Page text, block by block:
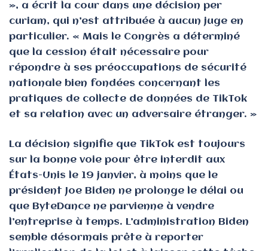
», a écrit la cour dans une décision per
curiam, qui n’est attribuée à aucun juge en
particulier. « Mais le Congrès a déterminé
que la cession était nécessaire pour
répondre à ses préoccupations de sécurité
nationale bien fondées concernant les
pratiques de collecte de données de TikTok
et sa relation avec un adversaire étranger. »
La décision signifie que TikTok est toujours
sur la bonne voie pour être interdit aux
États-Unis le 19 janvier, à moins que le
président Joe Biden ne prolonge le délai ou
que ByteDance ne parvienne à vendre
l’entreprise à temps. L’administration Biden
semble désormais prête à reporter